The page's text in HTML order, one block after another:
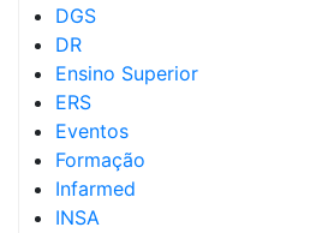
DGS
DR
Ensino Superior
ERS
Eventos
Formação
Infarmed
INSA